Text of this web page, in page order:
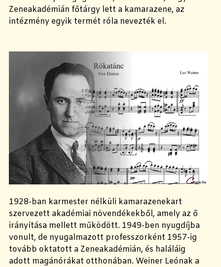
Zeneakadémián főtárgy lett a kamarazene, az
intézmény egyik termét róla nevezték el.
1928-ban karmester nélküli kamarazenekart
szervezett akadémiai növendékekből, amely az ő
irányítása mellett működött. 1949-ben nyugdíjba
vonult, de nyugalmazott professzorként 1957-ig
tovább oktatott a Zeneakadémián, és haláláig
adott magánórákat otthonában. Weiner Leónak a